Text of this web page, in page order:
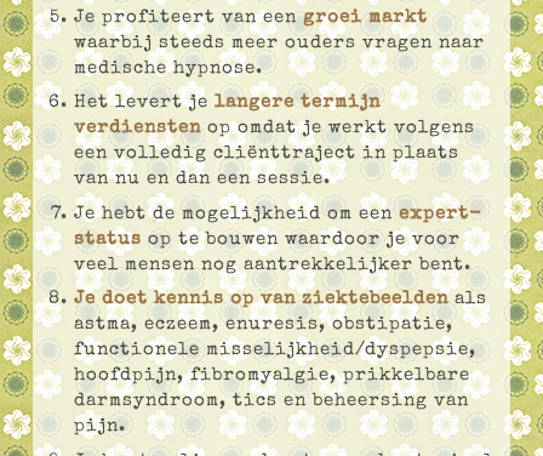
Je profiteert van eengroei markt
waarbij steeds meer ouders vragen naar
medische hypnose.
Het levert jelangere termijn
verdienstenop omdat je werkt volgens
een volledig cliënttraject in plaats
van nu en dan een sessie.
Je hebt de mogelijkheid om eenexpert-
statusop te bouwen waardoor je voor
veel mensen nog aantrekkelijker bent.
Je doet kennis op van ziektebeeldenals
astma, eczeem, enuresis, obstipatie,
functionele misselijkheid/dyspepsie,
hoofdpijn, fibromyalgie, prikkelbare
darmsyndroom, tics en beheersing van
pijn.